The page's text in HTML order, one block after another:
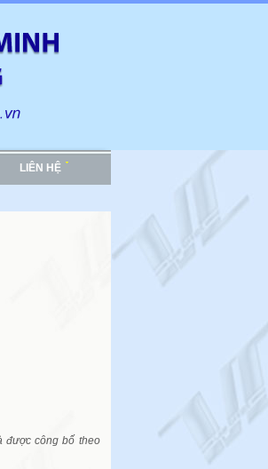
LIÊN HỆ
được công bố theo